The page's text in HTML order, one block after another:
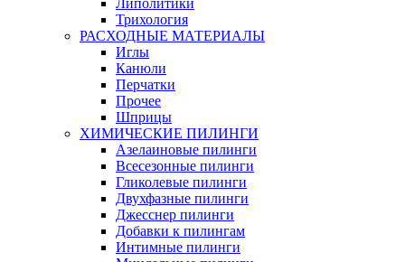
Трихология
РАСХОДНЫЕ МАТЕРИАЛЫ
Иглы
Канюли
Перчатки
Прочее
Шприцы
ХИМИЧЕСКИЕ ПИЛИНГИ
Азелаиновые пилинги
Всесезонные пилинги
Гликолевые пилинги
Двухфазные пилинги
Джесснер пилинги
Добавки к пилингам
Интимные пилинги